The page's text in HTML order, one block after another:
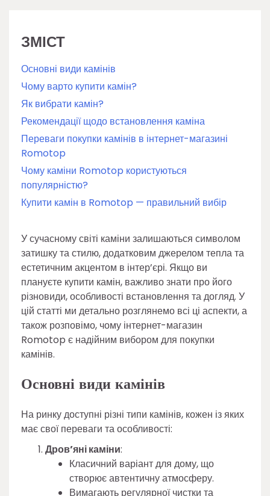
ЗМІСТ
Основні види камінів
Чому варто купити камін?
Як вибрати камін?
Рекомендації щодо встановлення каміна
Переваги покупки камінів в інтернет-магазині
Romotop
Чому каміни Romotop користуються
популярністю?
Купити камін в Romotop — правильний вибір
У сучасному світі каміни залишаються символом
затишку та стилю, додатковим джерелом тепла та
естетичним акцентом в інтер’єрі. Якщо ви
плануєте купити камін, важливо знати про його
різновиди, особливості встановлення та догляд. У
цій статті ми детально розглянемо всі ці аспекти, а
також розповімо, чому інтернет-магазин
Romotop є надійним вибором для покупки
камінів.
Основні види камінів
На ринку доступні різні типи камінів, кожен із яких
має свої переваги та особливості:
Дров’яні каміни:
Класичний варіант для дому, що
створює автентичну атмосферу.
Вимагають регулярної чистки та